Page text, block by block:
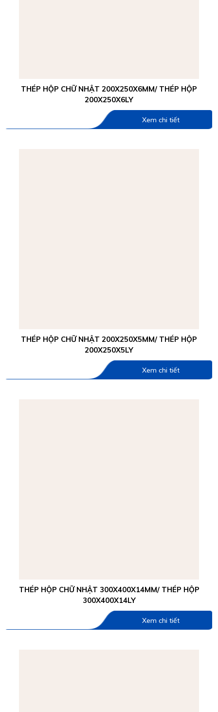
THÉP HỘP CHỮ NHẬT 200X250X6MM/ THÉP HỘP
200X250X6LY
Xem chi tiết
THÉP HỘP CHỮ NHẬT 200X250X5MM/ THÉP HỘP
200X250X5LY
Xem chi tiết
THÉP HỘP CHỮ NHẬT 300X400X14MM/ THÉP HỘP
300X400X14LY
Xem chi tiết